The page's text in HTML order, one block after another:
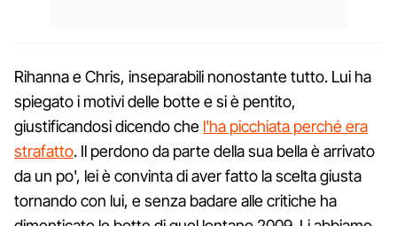
Rihanna e Chris, inseparabili nonostante tutto. Lui ha
spiegato i motivi delle botte e si è pentito,
giustificandosi dicendo che l'ha picchiata perché era
strafatto. Il perdono da parte della sua bella è arrivato
da un po', lei è convinta di aver fatto la scelta giusta
tornando con lui, e senza badare alle critiche ha